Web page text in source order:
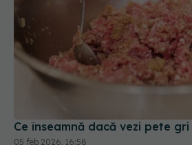
Ce înseamnă dacă vezi pete